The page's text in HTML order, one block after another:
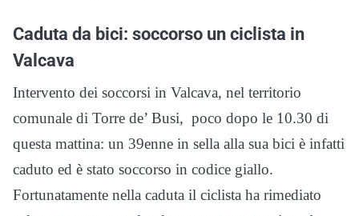
Caduta da bici: soccorso un ciclista in
Valcava
Intervento dei soccorsi in Valcava, nel territorio
comunale di Torre de’ Busi, poco dopo le 10.30 di
questa mattina: un 39enne in sella alla sua bici è infatti
caduto ed è stato soccorso in codice giallo.
Fortunatamente nella caduta il ciclista ha rimediato